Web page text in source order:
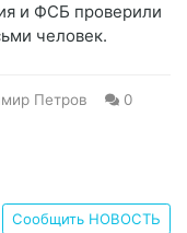
и ФСБ проверили
человек.
Петров 0
Сообщить НОВОСТЬ